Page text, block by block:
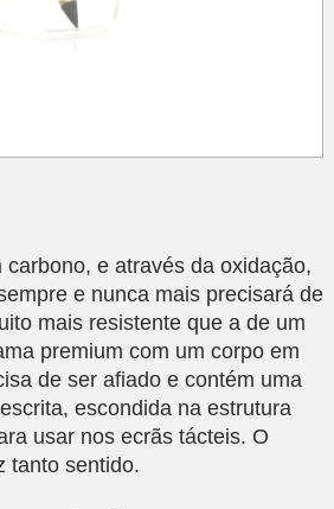
e através da oxidação,
e nunca mais precisará de
mais resistente que a de um
premium com um corpo em
de ser afiado e contém uma
escondida na estrutura
usar nos ecrãs tácteis. O
tanto sentido.